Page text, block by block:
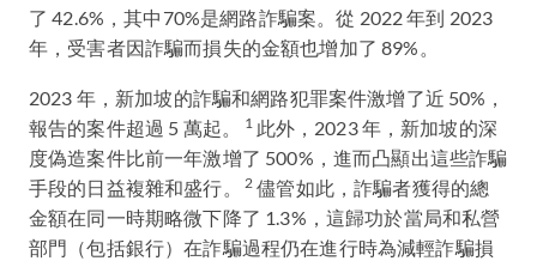
了 42.6%，其中70%是網路詐騙案。從 2022 年到 2023
年，受害者因詐騙而損失的金額也增加了 89%。
2023 年，新加坡的詐騙和網路犯罪案件激增了近 50%，
報告的案件超過 5 萬起。
1 此外，2023 年，新加坡的深
度偽造案件比前一年激增了 500%，進而凸顯出這些詐騙
手段的日益複雜和盛行。
2 儘管如此，詐騙者獲得的總
金額在同一時期略微下降了 1.3%，這歸功於當局和私營
部門（包括銀行）在詐騙過程仍在進行時為減輕詐騙損